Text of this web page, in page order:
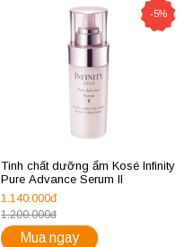
-5%
Tinh chất dưỡng ẩm Kosé Infinity
Pure Advance Serum II
1.140.000đ
1.200.000đ
Mua ngay